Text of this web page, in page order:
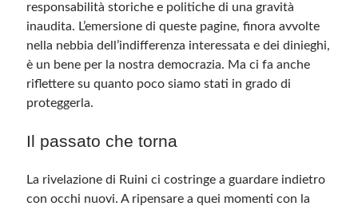
responsabilità storiche e politiche di una gravità
inaudita. L’emersione di queste pagine, finora avvolte
nella nebbia dell’indifferenza interessata e dei dinieghi,
è un bene per la nostra democrazia. Ma ci fa anche
riflettere su quanto poco siamo stati in grado di
proteggerla.
Il passato che torna
La rivelazione di Ruini ci costringe a guardare indietro
con occhi nuovi. A ripensare a quei momenti con la